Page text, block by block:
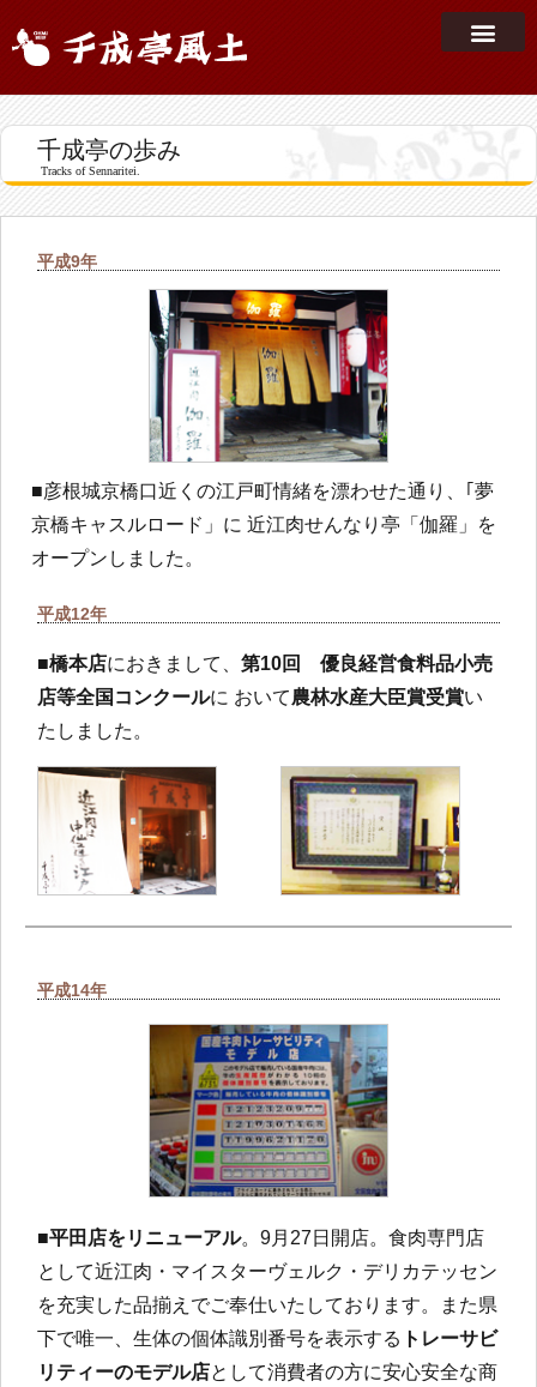
千成亭の歩み
Tracks of Sennaritei.
平成9年
■彦根城京橋口近くの江戸町情緒を漂わせた通り、｢夢
京橋キャスルロード」に 近江肉せんなり亭「伽羅」を
オープンしました。
平成12年
■橋本店におきまして、 第10回 優良経営食料品小売
店等全国コンクールに おいて農林水産大臣賞受賞い
たしました。
平成14年
■平田店をリニューアル。9月27日開店。食肉専門店
として近江肉・マイスターヴェルク・デリカテッセン
を充実した品揃えでご奉仕いたしております。また県
下で唯一、生体の個体識別番号を表示する トレーサビ
リティーのモデル店として消費者の方に安心安全な商